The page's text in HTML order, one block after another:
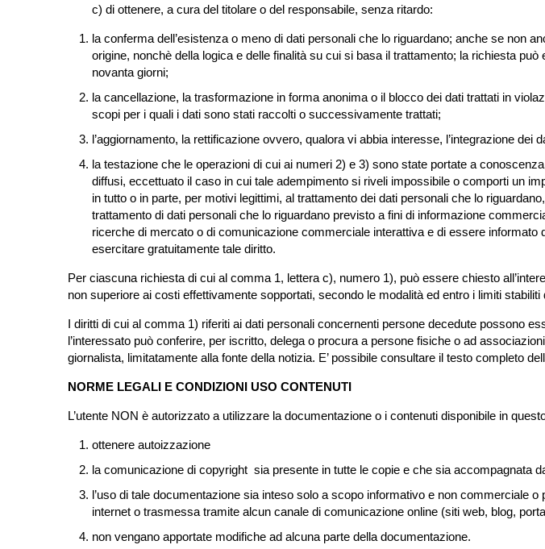
c) di ottenere, a cura del titolare o del responsabile, senza ritardo:
la conferma dell’esistenza o meno di dati personali che lo riguardano; anche se non
origine, nonchè della logica e delle finalità su cui si basa il trattamento; la richiesta
novanta giorni;
la cancellazione, la trasformazione in forma anonima o il blocco dei dati trattati in
scopi per i quali i dati sono stati raccolti o successivamente trattati;
l’aggiornamento, la rettificazione ovvero, qualora vi abbia interesse, l’integrazione dei
la testazione che le operazioni di cui ai numeri 2) e 3) sono state portate a
diffusi, eccettuato il caso in cui tale adempimento si riveli impossibile o comporti un
in tutto o in parte, per motivi legittimi, al trattamento dei dati personali che lo
trattamento di dati personali che lo riguardano previsto a fini di informazione
ricerche di mercato o di comunicazione commerciale interattiva e di essere
esercitare gratuitamente tale diritto.
Per ciascuna richiesta di cui al comma 1, lettera c), numero 1), può essere chiesto
non superiore ai costi effettivamente sopportati, secondo le modalità ed entro i limiti
I diritti di cui al comma 1) riferiti ai dati personali concernenti persone decedute possono
l’interessato può conferire, per iscritto, delega o procura a persone fisiche o ad
giornalista, limitatamente alla fonte della notizia. E’ possibile consultare il testo completo
NORME LEGALI E CONDIZIONI USO CONTENUTI
L’utente NON è autorizzato a utilizzare la documentazione o i contenuti disponibile in
ottenere autoizzazione
la comunicazione di copyright sia presente in tutte le copie e che sia accompagnata
l’uso di tale documentazione sia inteso solo a scopo informativo e non commerciale
internet o trasmessa tramite alcun canale di comunicazione online (siti web, blog,
non vengano apportate modifiche ad alcuna parte della documentazione.